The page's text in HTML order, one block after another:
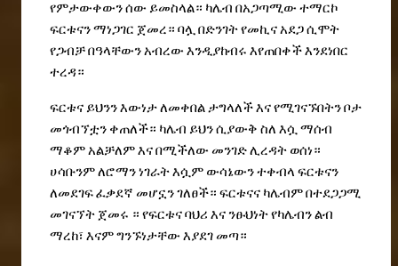
የምታውቀውንሰው ይመስላል። ካሌብ በአጋጣሚው ተማርኮ
ፍርቱናንማነጋገር ጀመረ። ባሏበድንገትየመኪናአደጋሲሞት
የጋብቻበዓላቸውንአብረው እንዲያከብሩ እየጠበቀችእንደነበር
ተረዳ።
ፍርቱና ይህንንእውነታለመቀበልታግላለችእናየሚገናኙበትንቦታ
መጎብኘቷን ቀጠለች። ካሌብ ይህንሲያውቅ ስለ እሷማሰብ
ማቆምአልቻለምእናበሚችለው መንገድሊረዳት ወሰነ።
ሀሳቡንምለሮማንነገራትእሷም ውሳኔውንተቀብላ ፍርቱናን
ለመደገፍፈቃደኛ መሆኗንገለፀች። ፍርቱናና ካሌብምበተደጋጋሚ
መገናኘት ጀመሩ ። የፍርቱናባህሪ እና ንፁህነትየካሌብንልብ
ማረከ፣ እናምግንኙነታቸው እያደገ መጣ።